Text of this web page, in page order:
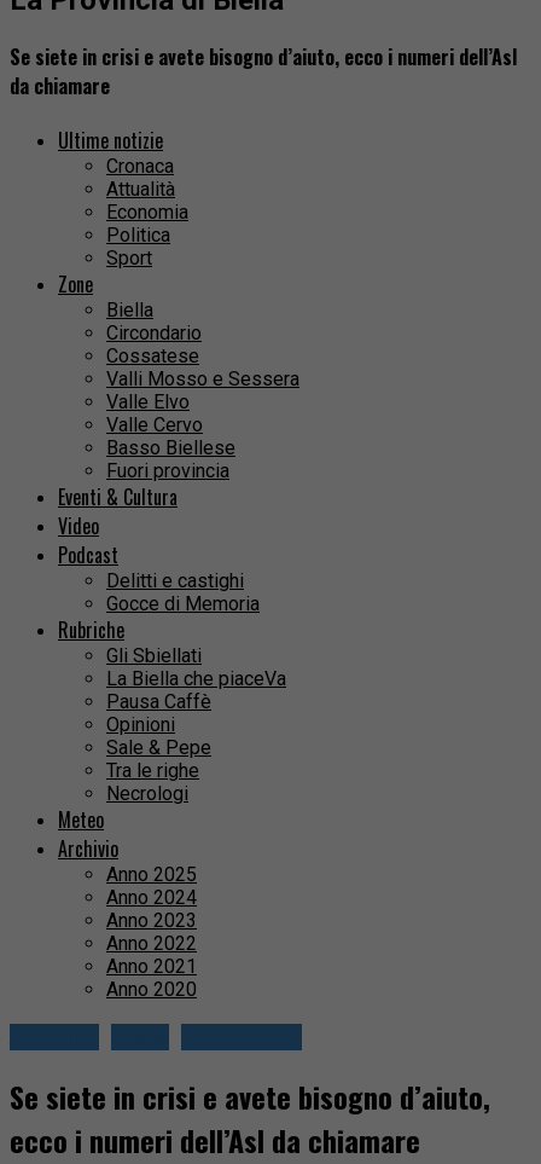
Se siete in crisi e avete bisogno d’aiuto, ecco i numeri dell’Asl
da chiamare
Ultime notizie
Cronaca
Attualità
Economia
Politica
Sport
Zone
Biella
Circondario
Cossatese
Valli Mosso e Sessera
Valle Elvo
Valle Cervo
Basso Biellese
Fuori provincia
Eventi & Cultura
Video
Podcast
Delitti e castighi
Gocce di Memoria
Rubriche
Gli Sbiellati
La Biella che piaceVa
Pausa Caffè
Opinioni
Sale & Pepe
Tra le righe
Necrologi
Meteo
Archivio
Anno 2025
Anno 2024
Anno 2023
Anno 2022
Anno 2021
Anno 2020
Se siete in crisi e avete bisogno d’aiuto,
ecco i numeri dell’Asl da chiamare